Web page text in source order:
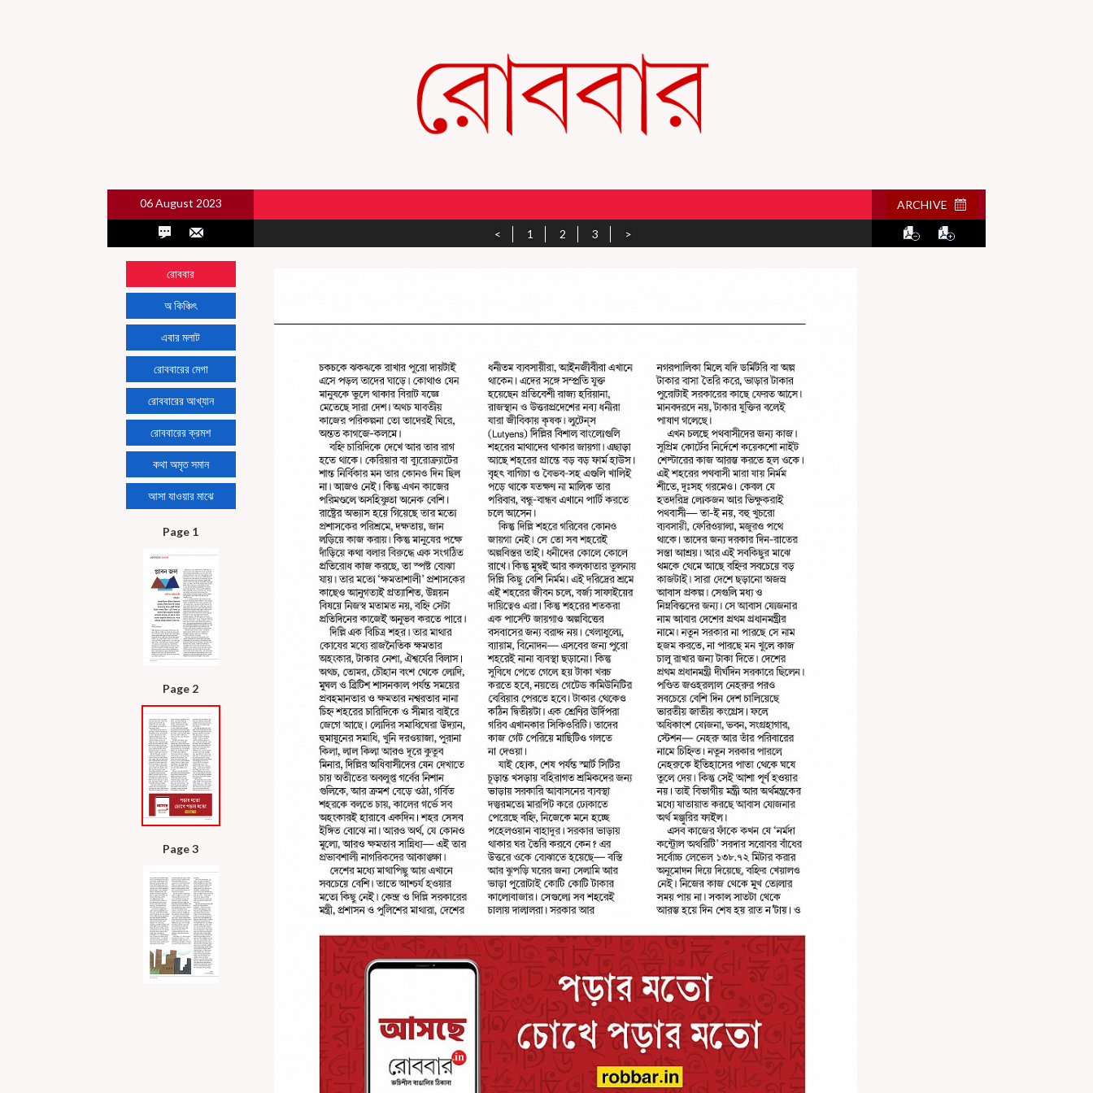
06 August 2023 ARCHIVE
< 1 2 3 >
রোববার
অ কিঞ্চিৎ
এবার মলাট
রোববারের মেগা
রোববারের আখ্যান
রোববারের ক্রমশ
কথা অমৃত সমান
আসা যাওয়ার মাঝে
Page 1
Page 2
Page 3